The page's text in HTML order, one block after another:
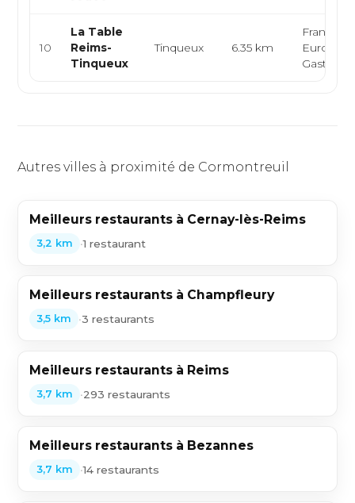
10
La Table
Reims-
Tinqueux
Tinqueux 6.35 km
Autres villes à proximité de Cormontreuil
Meilleurs restaurants à Cernay-lès-Reims
3,2 km •1 restaurant
Meilleurs restaurants à Champfleury
3,5 km •3 restaurants
Meilleurs restaurants à Reims
3,7 km •293 restaurants
Meilleurs restaurants à Bezannes
3,7 km •14 restaurants